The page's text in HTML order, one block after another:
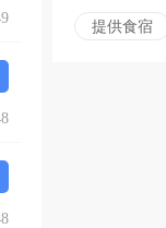
提供食宿